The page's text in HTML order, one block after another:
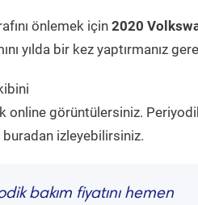
önlemek için 2020
yılda bir kez yaptırmanız
online görüntülersiniz.
buradan izleyebilirsiniz.
bakım fiyatını hemen